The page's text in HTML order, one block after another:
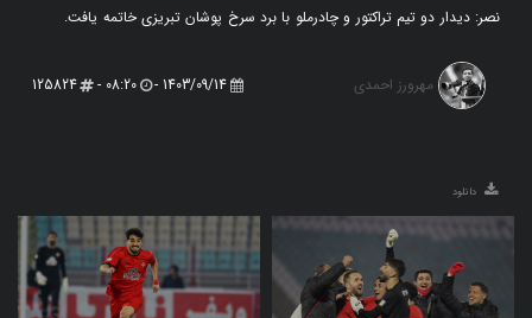
نصر: دیدار دو‌ تیم تراکتور و چادرملو با برد سرخ پوشان تبریزی خاتمه یافت.
مهرورز احمدی 1403/09/14 -
08:20 -
125824
دانلود